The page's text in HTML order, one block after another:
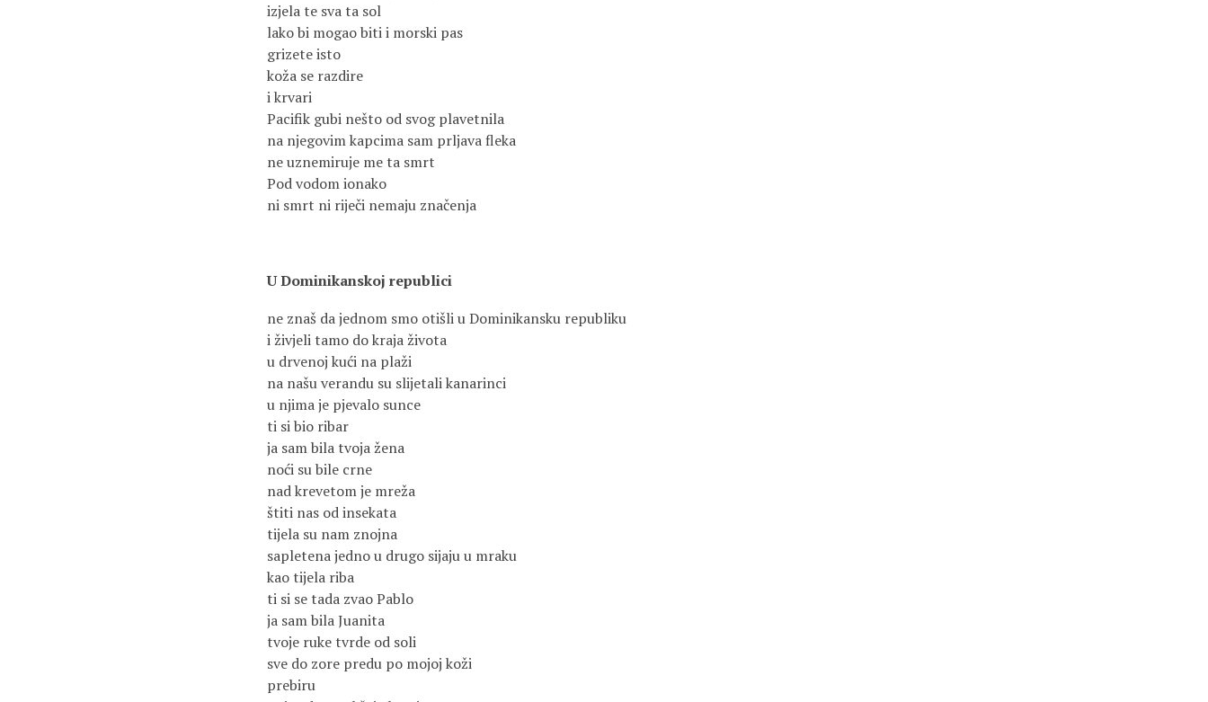
izjela te sva ta sol
lako bi mogao biti i morski pas
grizete isto
koža se razdire
i krvari
Pacifik gubi nešto od svog plavetnila
na njegovim kapcima sam prljava fleka
ne uznemiruje me ta smrt
Pod vodom ionako
ni smrt ni riječi nemaju značenja
U Dominikanskoj republici
ne znaš da jednom smo otišli u Dominikansku republiku
i živjeli tamo do kraja života
u drvenoj kući na plaži
na našu verandu su slijetali kanarinci
u njima je pjevalo sunce
ti si bio ribar
ja sam bila tvoja žena
noći su bile crne
nad krevetom je mreža
štiti nas od insekata
tijela su nam znojna
sapletena jedno u drugo sijaju u mraku
kao tijela riba
ti si se tada zvao Pablo
ja sam bila Juanita
tvoje ruke tvrde od soli
sve do zore predu po mojoj koži
prebiru